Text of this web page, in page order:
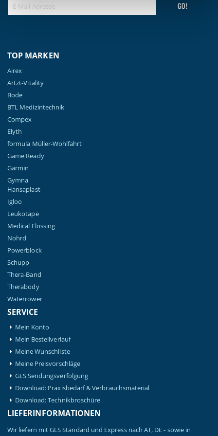
GO!
TOP MARKEN
Airex
Artzt-Vitality
Bode
BTL Medizintechnik
Compex
Elyth
formula Müller-Wohlfahrt
Game Ready
Garmin
Gymna
Hansaplast
Igloo
Leukotape
Medical Flossing
Nohrd
Powerblock
Schupp
Thera-Band
Therabody
Waterrower
SERVICE
Mein Konto
Mein Bestellverlauf
Meine Wunschliste
Meine Preisvorschläge
GLS Sendungsverfolgung
Download: Praxisbedarf & Verbrauchsmaterial
Download: Technikbroschüre
LIEFERINFORMATIONEN
Wir liefern mit GLS Standard und Express nach AT, DE - sowie in